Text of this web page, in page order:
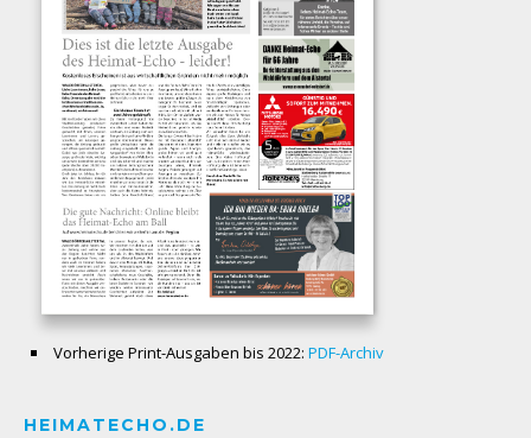
Vorherige Print-Ausgaben bis 2022: PDF-Archiv
HEIMATECHO.DE